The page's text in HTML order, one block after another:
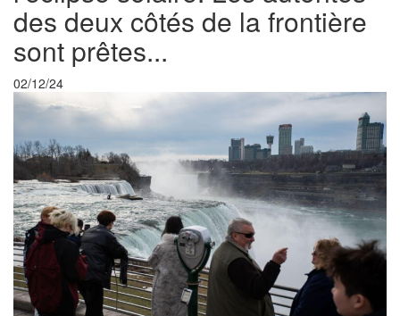
des deux côtés de la frontière
sont prêtes...
02/12/24